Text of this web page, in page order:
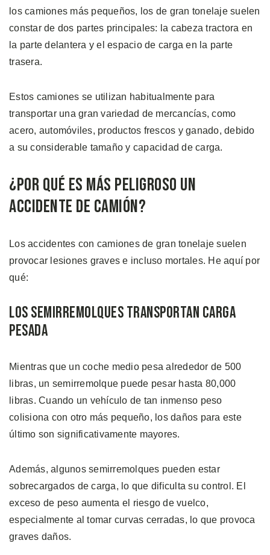
los camiones más pequeños, los de gran tonelaje suelen
constar de dos partes principales: la cabeza tractora en
la parte delantera y el espacio de carga en la parte
trasera.
Estos camiones se utilizan habitualmente para
transportar una gran variedad de mercancías, como
acero, automóviles, productos frescos y ganado, debido
a su considerable tamaño y capacidad de carga.
¿Por Qué es Más Peligroso un
Accidente de Camión?
Los accidentes con camiones de gran tonelaje suelen
provocar lesiones graves e incluso mortales. He aquí por
qué:
Los Semirremolques Transportan Carga
Pesada
Mientras que un coche medio pesa alrededor de 500
libras, un semirremolque puede pesar hasta 80,000
libras. Cuando un vehículo de tan inmenso peso
colisiona con otro más pequeño, los daños para este
último son significativamente mayores.
Además, algunos semirremolques pueden estar
sobrecargados de carga, lo que dificulta su control. El
exceso de peso aumenta el riesgo de vuelco,
especialmente al tomar curvas cerradas, lo que provoca
graves daños.